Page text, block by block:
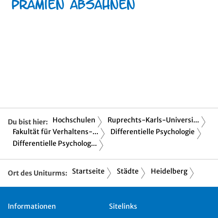
Du bist hier: Hochschulen
Ruprechts-Karls-Universi...
Fakultät für Verhaltens-...
Differentielle Psychologie
Differentielle Psycholog...
Ort des Uniturms: Startseite Städte Heidelberg
Informationen
Sitelinks